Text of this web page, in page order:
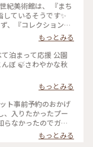
紀美術館は、 『まち
ているそうです✨
、『コレクション展
品における「文字」
性を 絵画、版画、
通して探求していま
品の数々、 こうい
です✨ また、
生きている道、生き
ームSIDE COREの
、 ストリートカルチ
現」、 「生きるため
指しているそう✨
一体感もあってと
しめる とっても素敵
もっとみる
泊まって応援 公園
ぼ 🍃さわやかな秋
もっとみる
、入りたかったプー
らなかったのでガッ
ものね… そして雨の
になっていました💧
もっとみる